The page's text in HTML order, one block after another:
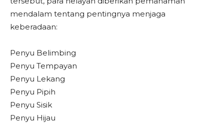
mendalam tentang pentingnya menjaga
keberadaan:
Penyu Belimbing
Penyu Tempayan
Penyu Lekang
Penyu Pipih
Penyu Sisik
Penyu Hijau